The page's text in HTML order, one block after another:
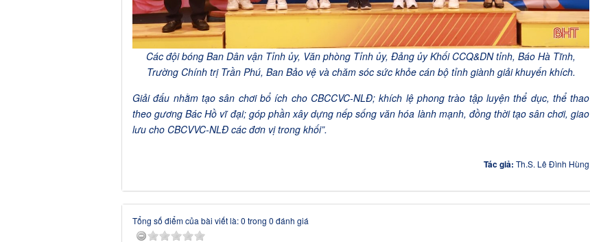
Các đội bóng Ban Dân vận Tỉnh ủy, Văn phòng Tỉnh ủy, Đảng ủy Khối CCQ&DN tỉnh, Báo Hà Tĩnh,
Trường Chính trị Trần Phú, Ban Bảo vệ và chăm sóc sức khỏe cán bộ tỉnh giành giải khuyến khích.
Giải đấu nhằm tạo sân chơi bổ ích cho CBCCVC-NLĐ; khích lệ phong trào tập luyện thể dục, thể thao
theo gương Bác Hồ vĩ đại; góp phần xây dựng nếp sống văn hóa lành mạnh, đồng thời tạo sân chơi, giao
lưu cho CBCVVC-NLĐ các đơn vị trong khối”.
Tác giả:Th.S. Lê Đình Hùng
Tổng số điểm của bài viết là: 0 trong 0 đánh giá